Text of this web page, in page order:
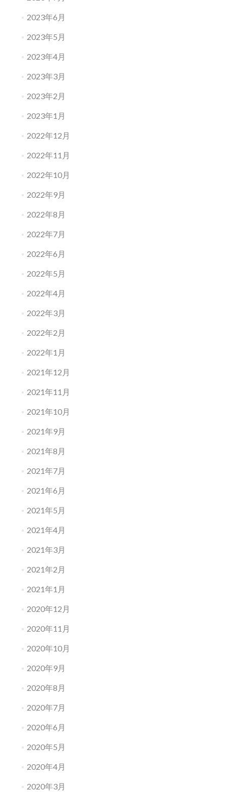
2023年6月
2023年5月
2023年4月
2023年3月
2023年2月
2023年1月
2022年12月
2022年11月
2022年10月
2022年9月
2022年8月
2022年7月
2022年6月
2022年5月
2022年4月
2022年3月
2022年2月
2022年1月
2021年12月
2021年11月
2021年10月
2021年9月
2021年8月
2021年7月
2021年6月
2021年5月
2021年4月
2021年3月
2021年2月
2021年1月
2020年12月
2020年11月
2020年10月
2020年9月
2020年8月
2020年7月
2020年6月
2020年5月
2020年4月
2020年3月